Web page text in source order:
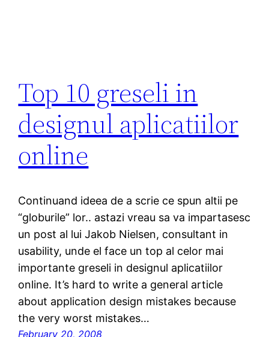
Top 10 greseli in
designul aplicatiilor
online
Continuand ideea de a scrie ce spun altii pe
“globurile” lor.. astazi vreau sa va impartasesc
un post al lui Jakob Nielsen, consultant in
usability, unde el face un top al celor mai
importante greseli in designul aplicatiilor
online. It’s hard to write a general article
about application design mistakes because
the very worst mistakes…
February 20, 2008